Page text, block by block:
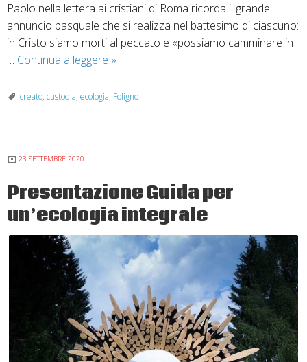
Paolo nella lettera ai cristiani di Roma ricorda il grande
annuncio pasquale che si realizza nel battesimo di ciascuno:
in Cristo siamo morti al peccato e «possiamo camminare in
… Continua a leggere Il
per
Custodia
del
»
creato, custodia, ecologia, Foligno
23 SETTEMBRE 2020
Presentazione Guida per
un’ecologia integrale